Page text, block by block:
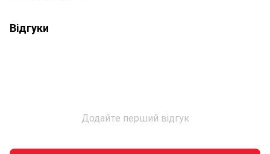
Відгуки
Додайте перший відгук